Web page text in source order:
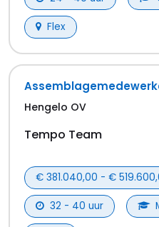
Flex
Hengelo OV
Tempo Team
€ 381.040,00 - €
32 - 40 uur